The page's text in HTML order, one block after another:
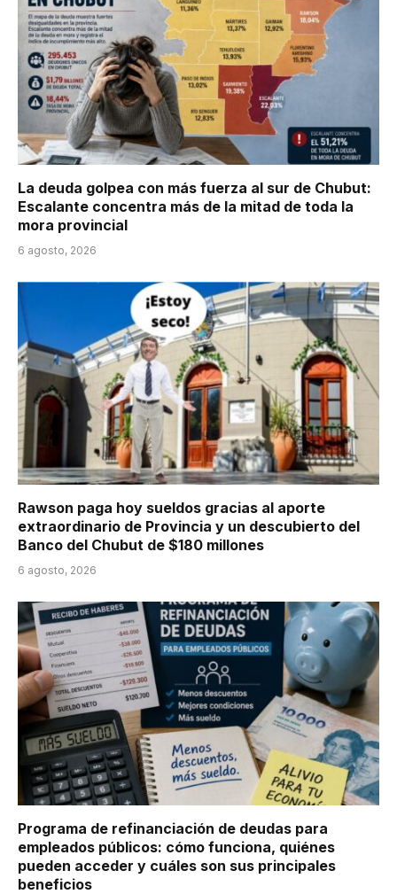
La deuda golpea con más fuerza al sur de Chubut:
Escalante concentra más de la mitad de toda la
mora provincial
6 agosto, 2026
Rawson paga hoy sueldos gracias al aporte
extraordinario de Provincia y un descubierto del
Banco del Chubut de $180 millones
6 agosto, 2026
Programa de refinanciación de deudas para
empleados públicos: cómo funciona, quiénes
pueden acceder y cuáles son sus principales
beneficios